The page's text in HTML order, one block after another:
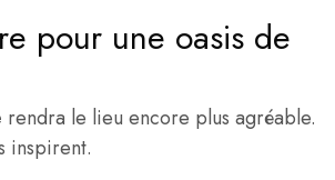
pour une oasis de
rendra le lieu encore plus agréable.
inspirent.